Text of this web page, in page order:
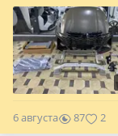
6 августа 87 2